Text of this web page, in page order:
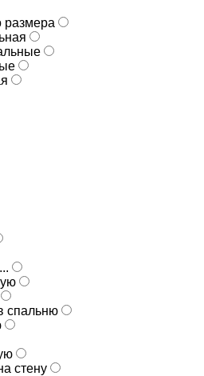
размера
спальню
стену